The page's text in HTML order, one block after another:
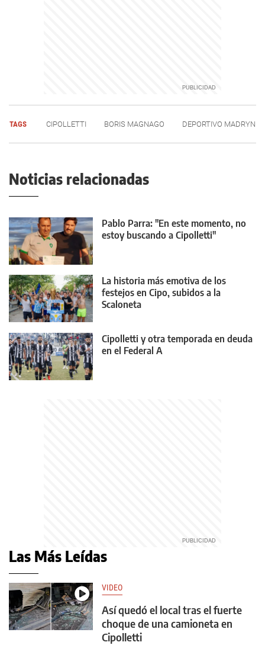
TAGS CIPOLLETTI BORIS MAGNAGO DEPORTIVO MADRYN
Noticias relacionadas
Pablo Parra: "En este momento, no
estoy buscando a Cipolletti"
La historia más emotiva de los
festejos en Cipo, subidos a la
Scaloneta
Cipolletti y otra temporada en deuda
en el Federal A
Las Más Leídas
VIDEO
Así quedó el local tras el fuerte
choque de una camioneta en
Cipolletti